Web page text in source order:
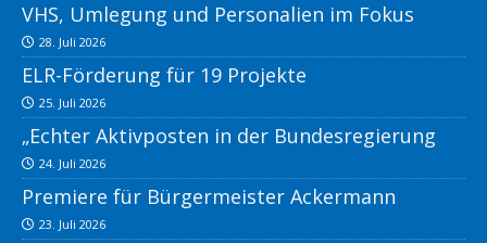
VHS, Umlegung und Personalien im Fokus
28. Juli 2026
ELR-Förderung für 19 Projekte
25. Juli 2026
„Echter Aktivposten in der Bundesregierung
24. Juli 2026
Premiere für Bürgermeister Ackermann
23. Juli 2026